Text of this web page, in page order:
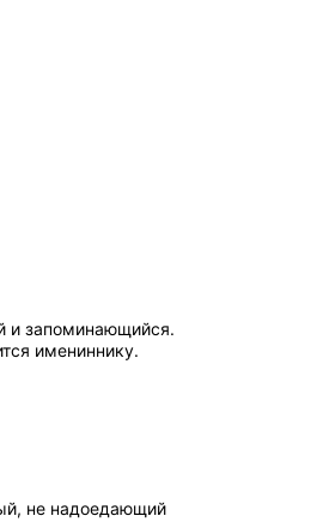
и запоминающийся.
имениннику.
не надоедающий